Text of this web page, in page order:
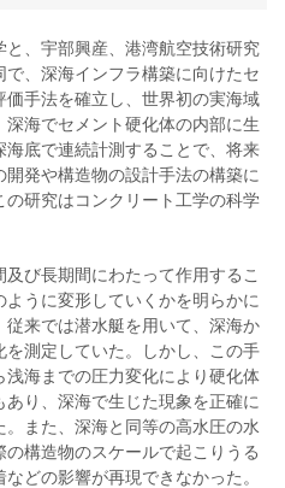
、宇部興産、港湾航空技術研究
、深海インフラ構築に向けたセ
価手法を確立し、世界初の実海域
海でセメント硬化体の内部に生
海底で連続計測することで、将来
発や構造物の設計手法の構築に
研究はコンクリート工学の科学
び長期間にわたって作用するこ
うに変形していくかを明らかに
来では潜水艇を用いて、深海か
を測定していた。しかし、この手
海までの圧力変化により硬化体
り、深海で生じた現象を正確に
また、深海と同等の高水圧の水
構造物のスケールで起こりうる
どの影響が再現できなかった。